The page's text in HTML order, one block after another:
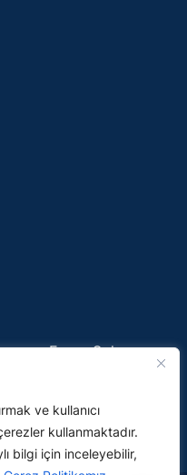
ve kullanıcı
kullanmaktadır.
bilgi için inceleyebilir,
Ercan Sok.